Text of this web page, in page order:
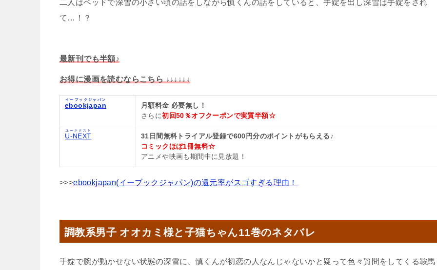
二人はベッドで深雪の小さい頃の話をしながら慎くんの話をしていると、手錠を出し深雪は手錠をされ
て…！？
最新刊でも半額♪
お得に漫画を読むならこちら ↓↓↓↓↓↓
ebookjapan
イーブックジャパン
月額料金 必要無し！
さらに初回50％オフクーポンで実質半額☆
U-NEXT
ユーネクスト
31日間無料トライアル登録で600円分のポイントがもらえる♪
コミックほぼ1冊無料☆
アニメや映画も期間中に見放題！
>>>ebookjapan(イーブックジャパン)の還元率がスゴすぎる理由！
調教系男子 オオカミ様と子猫ちゃん11巻のネタバレ
手錠で腕が動かせない状態の深雪に、慎くんが初恋の人なんじゃないかと疑って色々質問をしてくる鞍馬